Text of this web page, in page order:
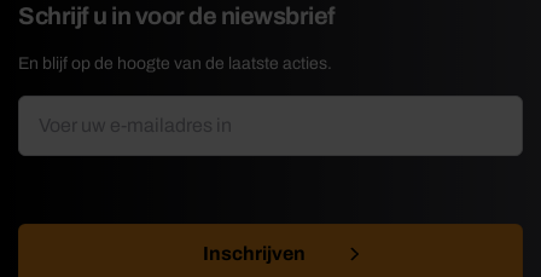
Schrijf u in voor de niewsbrief
En blijf op de hoogte van de laatste acties.
mailadres
*